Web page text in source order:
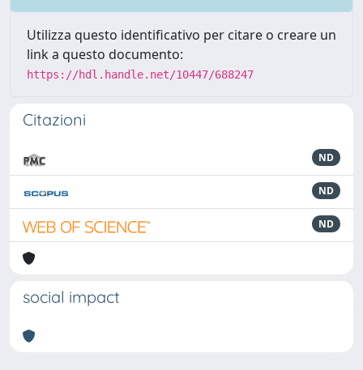
Utilizza questo identificativo per citare o creare un
link a questo documento:
https://hdl.handle.net/10447/688247
Citazioni
ND
ND
ND
social impact